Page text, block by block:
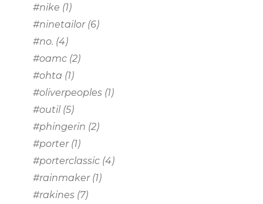
#nike (1)
#ninetailor(6)
#no. (4)
#oamc (2)
#ohta (1)
#oliverpeoples (1)
#outil (5)
#phingerin (2)
#porter(1)
#porterclassic (4)
#rainmaker(1)
#rakines (7)